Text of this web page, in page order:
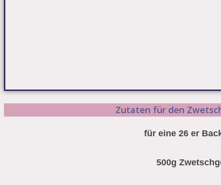
Zutaten für den
für eine 26 er
500g